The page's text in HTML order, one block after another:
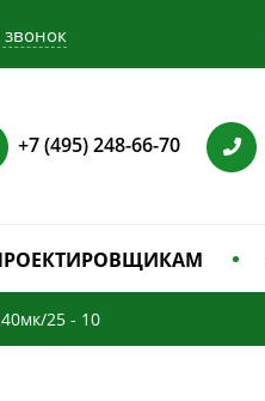
звонок
+7 (495) 248-66-70
25 - 10